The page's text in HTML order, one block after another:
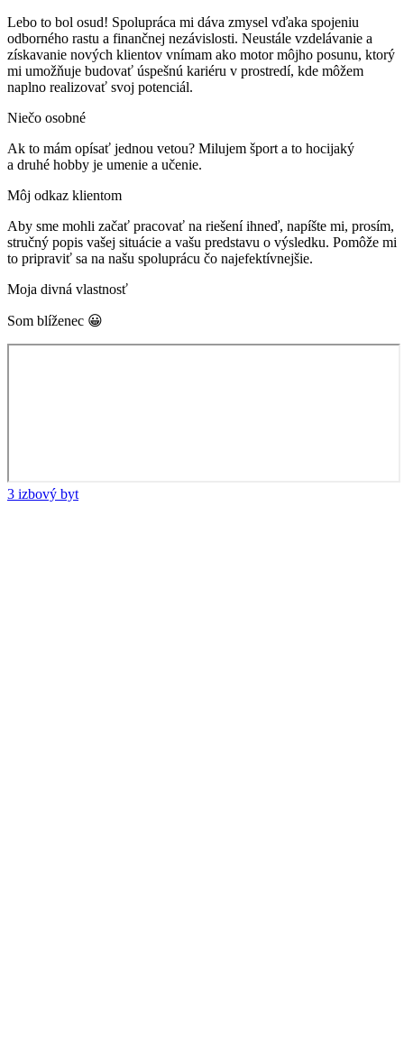
Lebo to bol osud! Spolupráca mi dáva zmysel vďaka spojeniu
odborného rastu a finančnej nezávislosti. Neustále vzdelávanie a
získavanie nových klientov vnímam ako motor môjho posunu, ktorý
mi umožňuje budovať úspešnú kariéru v prostredí, kde môžem
naplno realizovať svoj potenciál.
Niečo osobné
Ak to mám opísať jednou vetou? Milujem šport a to hocijaký
a druhé hobby je umenie a učenie.
Môj odkaz klientom
Aby sme mohli začať pracovať na riešení ihneď, napíšte mi, prosím,
stručný popis vašej situácie a vašu predstavu o výsledku. Pomôže mi
to pripraviť sa na našu spoluprácu čo najefektívnejšie.
Moja divná vlastnosť
Som blíženec 😀
3 izbový byt